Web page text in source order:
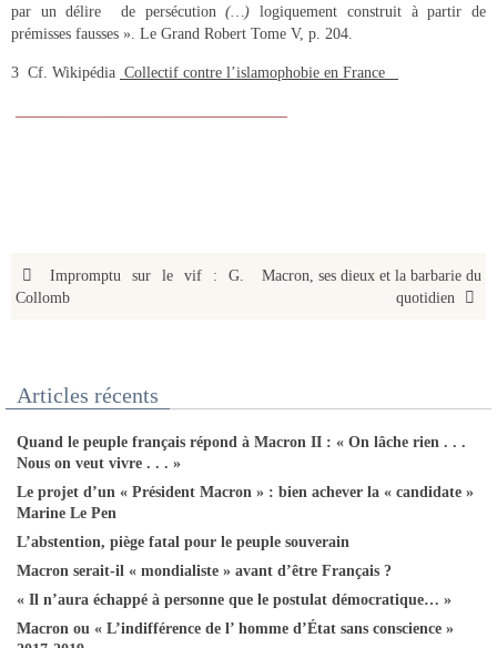
par un délire de persécution(…)logiquement construit à partir de
prémisses fausses ». Le Grand Robert Tome V, p. 204.
3 Cf. Wikipédia Collectif contre l’islamophobie en France
Impromptu sur le vif : G.
Collomb
Macron, ses dieux et la barbarie du
quotidien
Articles récents
Quand le peuple français répond à Macron II : « On lâche rien . . .
Nous on veut vivre . . . »
Le projet d’un « Président Macron » : bien achever la « candidate »
Marine Le Pen
L’abstention, piège fatal pour le peuple souverain
Macron serait-il « mondialiste » avant d’être Français ?
« Il n’aura échappé à personne que le postulat démocratique… »
Macron ou « L’indifférence de l’ homme d’État sans conscience »